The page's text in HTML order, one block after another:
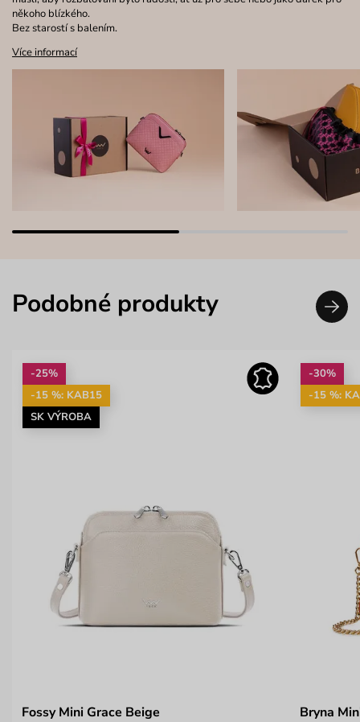
někoho blízkého.
Bez starostí s balením.
Více informací
Podobné produkty
-25%
-15 %: KAB15
SK VÝROBA
Fossy Mini Grace Beige
-30%
-15 %:
Bryna